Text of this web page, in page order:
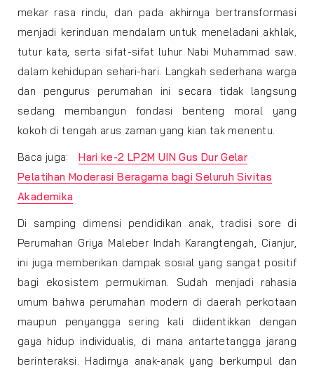
mekar rasa rindu, dan pada akhirnya bertransformasi
menjadi kerinduan mendalam untuk meneladani akhlak,
tutur kata, serta sifat-sifat luhur Nabi Muhammad saw.
dalam kehidupan sehari-hari. Langkah sederhana warga
dan pengurus perumahan ini secara tidak langsung
sedang membangun fondasi benteng moral yang
kokoh di tengah arus zaman yang kian tak menentu.
Baca juga:
Hari ke-2 LP2M UIN Gus Dur Gelar
Pelatihan Moderasi Beragama bagi Seluruh Sivitas
Akademika
Di samping dimensi pendidikan anak, tradisi sore di
Perumahan Griya Maleber Indah Karangtengah, Cianjur,
ini juga memberikan dampak sosial yang sangat positif
bagi ekosistem permukiman. Sudah menjadi rahasia
umum bahwa perumahan modern di daerah perkotaan
maupun penyangga sering kali diidentikkan dengan
gaya hidup individualis, di mana antartetangga jarang
berinteraksi. Hadirnya anak-anak yang berkumpul dan